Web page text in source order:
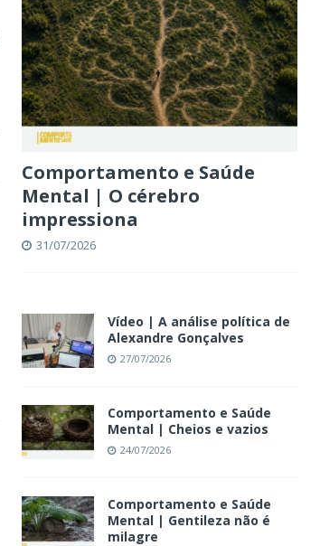
Comportamento e Saúde
Mental | O cérebro
impressiona
31/07/2026
Vídeo | A análise política de
Alexandre Gonçalves
27/07/2026
Comportamento e Saúde
Mental | Cheios e vazios
24/07/2026
Comportamento e Saúde
Mental | Gentileza não é
milagre